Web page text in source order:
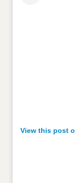
View this post